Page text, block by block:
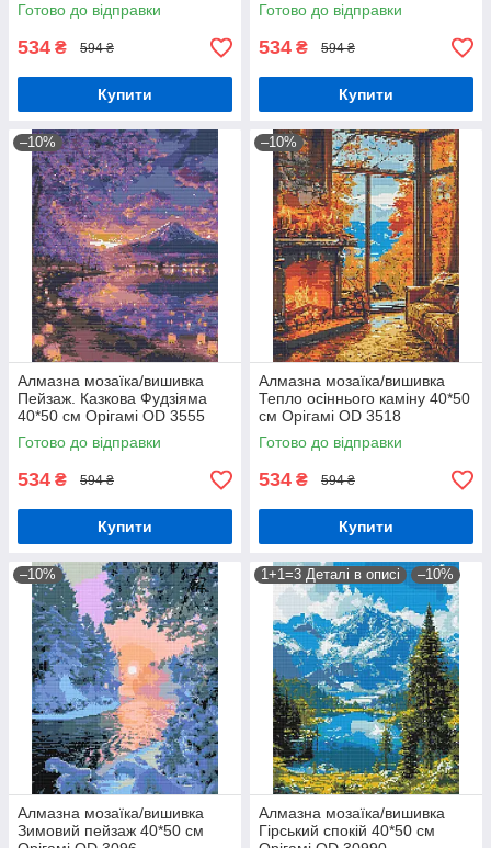
Готово до відправки
534 ₴ 594 ₴
Купити
Готово до відправки
534 ₴ 594 ₴
Купити
–10%
Алмазна мозаїка/вишивка
Пейзаж. Казкова Фудзіяма
40*50 см Орігамі OD 3555
Готово до відправки
534 ₴ 594 ₴
Купити
–10%
Алмазна мозаїка/вишивка
Тепло осіннього каміну 40*50
см Орігамі OD 3518
Готово до відправки
534 ₴ 594 ₴
Купити
–10%
Алмазна мозаїка/вишивка
Зимовий пейзаж 40*50 см
1+1=3 Деталі в описі –10%
Алмазна мозаїка/вишивка
Гірський спокій 40*50 см